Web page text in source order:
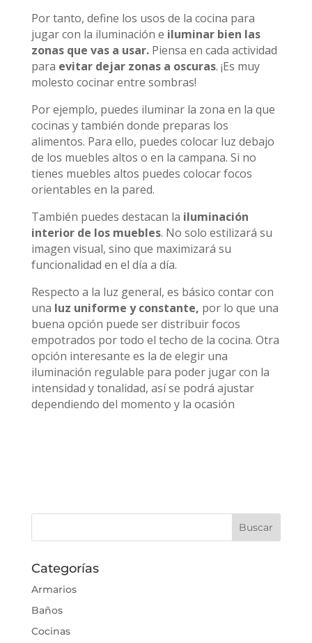
Por tanto, define los usos de la cocina para
jugar con la iluminación e iluminar bien las
zonas que vas a usar.Piensa en cada actividad
para evitar dejar zonas a oscuras. ¡Es muy
molesto cocinar entre sombras!
Por ejemplo, puedes iluminar la zona en la que
cocinas y también donde preparas los
alimentos. Para ello, puedes colocar luz debajo
de los muebles altos o en la campana. Si no
tienes muebles altos puedes colocar focos
orientables en la pared.
También puedes destacan la iluminación
interior de los muebles. No solo estilizará su
imagen visual, sino que maximizará su
funcionalidad en el día a día.
Respecto a la luz general, es básico contar con
una luz uniforme y constante, por lo que una
buena opción puede ser distribuir focos
empotrados por todo el techo de la cocina. Otra
opción interesante es la de elegir una
iluminación regulable para poder jugar con la
intensidad y tonalidad, así se podrá ajustar
dependiendo del momento y la ocasión
Categorías
Armarios
Baños
Cocinas